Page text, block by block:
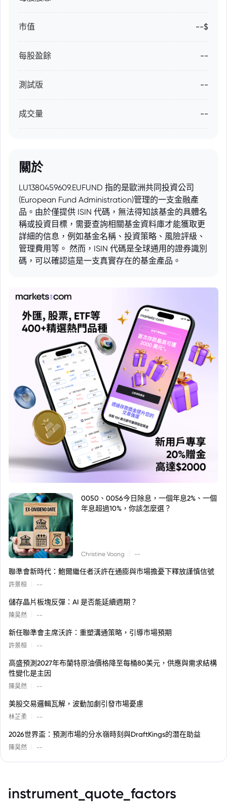
市值 --$
每股盈餘 --
測試版 --
成交量 --
關於
LU1380459609.EUFUND 指的是歐洲共同投資公司
(European Fund Administration)管理的一支金融產
品。由於僅提供 ISIN 代碼，無法得知該基金的具體名
稱或投資目標，需要查詢相關基金資料庫才能獲取更
詳細的信息，例如基金名稱、投資策略、風險評級、
管理費用等。 然而，ISIN 代碼是全球通用的證券識別
碼，可以確認這是一支真實存在的基金產品。
0050、0056今日除息，一個年息2%、一個
年息超過10%，你該怎麼選？
Christine Voong --
聯準會新時代：鮑爾繼任者沃許在通膨與市場擔憂下釋放謹慎信號
許景桓 --
儲存晶片板塊反彈：AI 是否能延續週期？
陳昊然 --
新任聯準會主席沃許：重塑溝通策略，引導市場預期
許景桓 --
高盛預測2027年布蘭特原油價格降至每桶80美元，供應與需求結構
性變化是主因
陳昊然 --
美股交易邏輯瓦解，波動加劇引發市場憂慮
林芷柔 --
2026世界盃：預測市場的分水嶺時刻與DraftKings的潛在助益
陳昊然 --
instrument_quote_factors